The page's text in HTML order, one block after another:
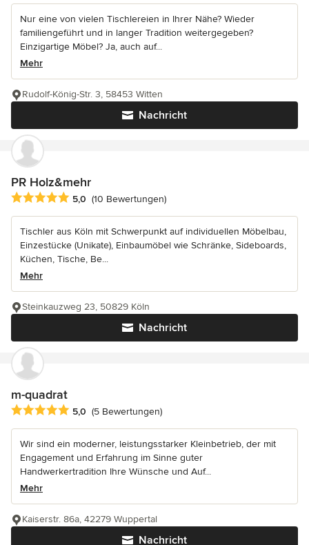
Nur eine von vielen Tischlereien in Ihrer Nähe? Wieder
familiengeführt und in langer Tradition weitergegeben?
Einzigartige Möbel? Ja, auch auf...
Mehr
Nachricht
Rudolf-König-Str. 3, 58453 Witten
PR Holz&mehr
Durchschnittliche Bewertung: 5 von 5 Sternen
5,0 (10 Bewertungen)
Tischler aus Köln mit Schwerpunkt auf individuellen Möbelbau,
Einzestücke (Unikate), Einbaumöbel wie Schränke, Sideboards,
Küchen, Tische, Be...
Mehr
Nachricht
Steinkauzweg 23, 50829 Köln
m-quadrat
Durchschnittliche Bewertung: 5 von 5 Sternen
5,0 (5 Bewertungen)
Wir sind ein moderner, leistungsstarker Kleinbetrieb, der mit
Engagement und Erfahrung im Sinne guter
Handwerkertradition Ihre Wünsche und Auf...
Mehr
Nachricht
Kaiserstr. 86a, 42279 Wuppertal